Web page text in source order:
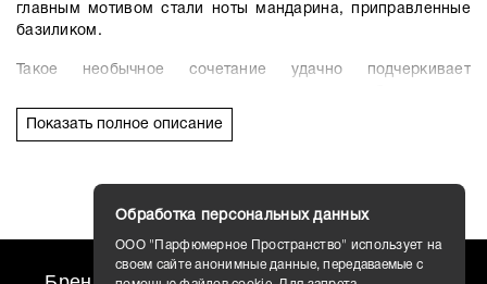
главным мотивом стали ноты мандарина, приправленные
базиликом.
Такое необычное сочетание удачно подчеркивает
радости и веселья, энергия, бьющая ключом! По
Первые ноты цитрусово-свежие – апельсин, плющ и
зеленый чай, сменяются роскошным квартетом ромашки,
пиона, мандарина и базилика. Шлейф Aqua Allegoria
Показать полное описание
Обработка персональных данных
ООО "Парфюмерное Пространство" использует на
своем сайте анонимные данные, передаваемые с